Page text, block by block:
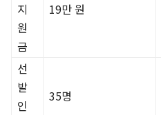
지
원
금
19만 원
선
발
인
35명